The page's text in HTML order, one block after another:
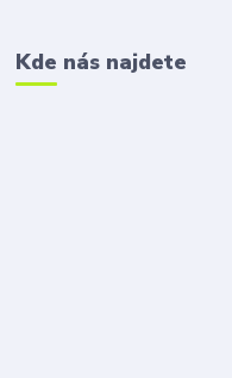
Kde nás najdete